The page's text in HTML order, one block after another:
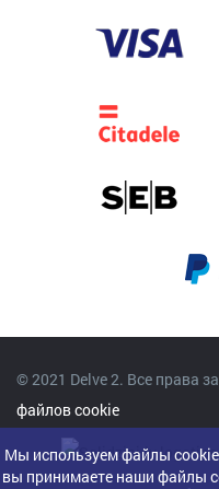
© 2021 Delve 2. Все права
файлов cookie
Мы используем файлы
вы принимаете наши файлы